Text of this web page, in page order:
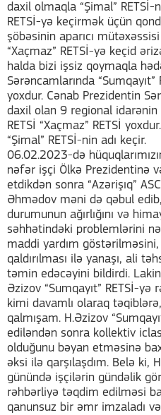
daxil olmaqla “Şimal” RETSİ-
RETSİ-yə keçirmək üçün
şöbəsinin aparıcı
“Xaçmaz” RETSİ-yə keçid
halda bizi işsiz qoymaqla
Sərəncamlarında “Sumqayıt”
yoxdur. Cənab Prezidentin
daxil olan 9 regional idarənin
RETSİ “Xaçmaz” RETSİ
“Şimal” RETSİ-nin adı keçir.
06.02.2023-də
nəfər işçi Ölkə Prezidentinə
etdikdən sonra “Azərişıq”
Əhmədov məni də qəbul
durumunun ağırlığını və
səhhətindəki problemlərini
maddi yardım
qaldırılması ilə yanaşı, ali
təmin edəcəyini bildirdi.
Əzizov “Sumqayıt” RETSİ-
kimi davamlı olaraq
qalmışam. H.Əzizov
ediləndən sonra kollektiv
olduğunu bəyan etməsinə
əksi ilə qarşılaşdım. Belə ki,
günündə işçilərin gündəlik
rəhbərliyə təqdim edilməsi
qanunsuz bir əmr imzaladı